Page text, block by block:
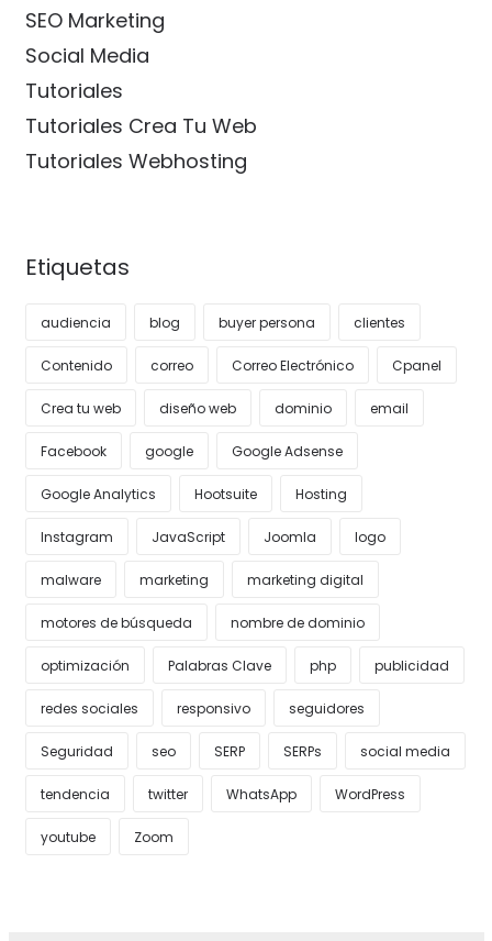
SEO Marketing
Social Media
Tutoriales
Tutoriales Crea Tu Web
Tutoriales Webhosting
Etiquetas
audiencia blog buyer persona clientes
Contenido correo Correo Electrónico Cpanel
Crea tu web diseño web dominio email
Facebook google Google Adsense
Google Analytics Hootsuite Hosting
Instagram JavaScript Joomla logo
malware marketing marketing digital
motores de búsqueda nombre de dominio
optimización Palabras Clave php publicidad
redes sociales responsivo seguidores
Seguridad seo SERP SERPs social media
tendencia twitter WhatsApp WordPress
youtube Zoom